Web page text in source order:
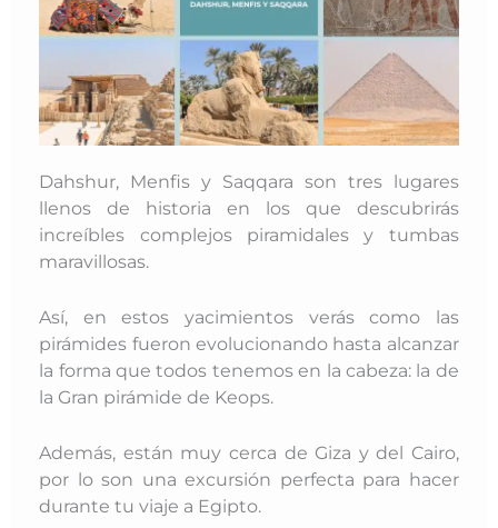
Dahshur, Menfis y Saqqara son tres lugares
llenos de historia en los que descubrirás
increíbles complejos piramidales y tumbas
maravillosas.
Así, en estos yacimientos verás como las
pirámides fueron evolucionando hasta alcanzar
la forma que todos tenemos en la cabeza: la de
la Gran pirámide de Keops.
Además, están muy cerca de Giza y del Cairo,
por lo son una excursión perfecta para hacer
durante tu viaje a Egipto.